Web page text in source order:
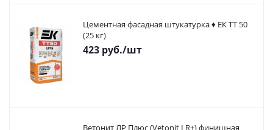
Цементная фасадная штукатурка ♦ ЕК ТТ 50
(25 кг)
423 руб./шт
Ветонит ЛР Плюс (Vetonit LR+) финишная